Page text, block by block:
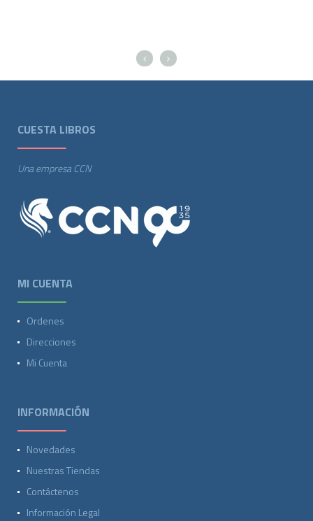
CUESTA LIBROS
Una empresa CCN
MI CUENTA
Ordenes
Direcciones
Mi Cuenta
INFORMACIÓN
Novedades
Nuestras Tiendas
Contáctenos
Información Legal